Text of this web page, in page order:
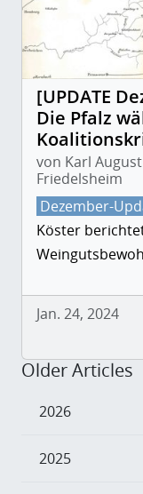
[UPDATE
Die Pfalz
von Karl
Friedelsheim
Dezember-
Köster
Jan. 24, 2024
Older Articles
2026
2025